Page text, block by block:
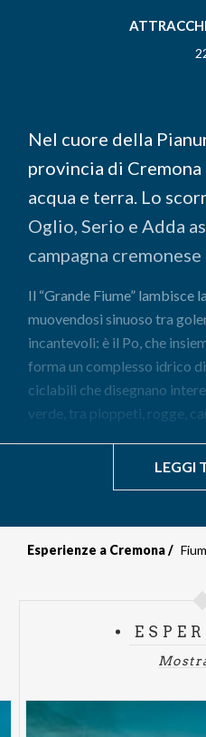
Nel cuore della
provincia di Cremona
acqua e terra. Lo
Oglio, Serio e Adda
campagna
Il “Grande Fiume” lambisce
muovendosi sinuoso tra
incantevoli: è il Po, che
forma un complesso idrico
ciclabili che disegnano
verde, tra pioppeti, rogge,
LEGGI
Esperienze a Cremona